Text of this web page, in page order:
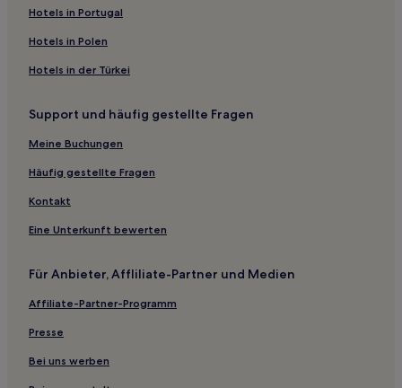
Familien in South Bank
Hotels mit Küchenzeile in South Bank
Hotels mit Pool in South Bank
Hotels mit Küchenzeile in South Brisbane
Hotels mit Pool in South Brisbane
Hotels mit Parkplatz in South Brisbane
Familien in South Brisbane
Business in Kangaroo Point
Luxus nahe Streets Beach
Günstige nahe Streets Beach
Hotels mit Parkplatz nahe Streets Beach
Hotels mit Pool in Main Beach
Hotels in Portugal
Hotels in Polen
Hotels in der Türkei
Support und häufig gestellte Fragen
Meine Buchungen
Häufig gestellte Fragen
Kontakt
Eine Unterkunft bewerten
Für Anbieter, Affliliate-Partner und Medien
Affiliate-Partner-Programm
Presse
Bei uns werben